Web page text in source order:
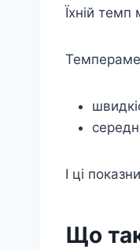
Їхній
І ці
Що